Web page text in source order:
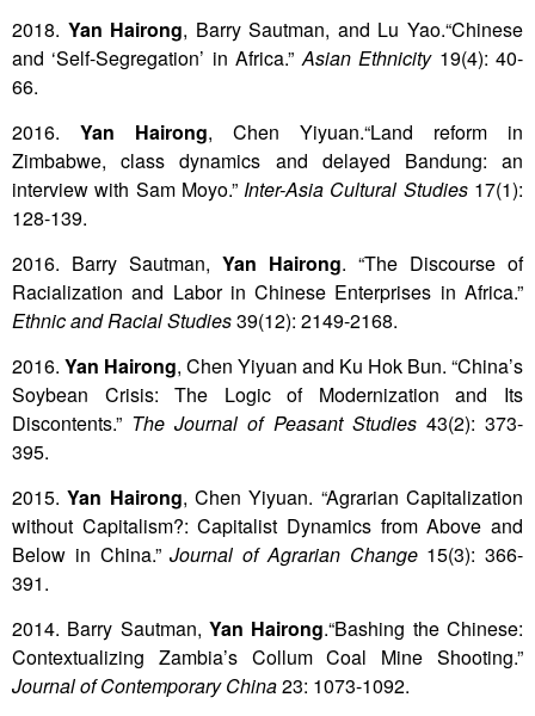
2018. Yan Hairong, Barry Sautman, and Lu Yao.“Chinese
and ‘Self-Segregation’ in Africa.”Asian Ethnicity 19(4): 40-
66.
2016. Yan Hairong, Chen Yiyuan.“Land reform in
Zimbabwe, class dynamics and delayed Bandung: an
interview with Sam Moyo.”Inter-Asia Cultural Studies17(1):
128-139.
2016. Barry Sautman, Yan Hairong. “The Discourse of
Racialization and Labor in Chinese Enterprises in Africa.”
Ethnic and Racial Studies39(12): 2149-2168.
2016. Yan Hairong, Chen Yiyuan and Ku Hok Bun. “China’s
Soybean Crisis: The Logic of Modernization and Its
Discontents.” The Journal of Peasant Studies43(2): 373-
395.
2015.Yan Hairong, Chen Yiyuan. “Agrarian Capitalization
without Capitalism?: Capitalist Dynamics from Above and
Below in China.”Journal of Agrarian Change15(3): 366-
391.
2014. Barry Sautman, Yan Hairong.“Bashing the Chinese:
Contextualizing Zambia’s Collum Coal Mine Shooting.”
Journal of Contemporary China23: 1073-1092.